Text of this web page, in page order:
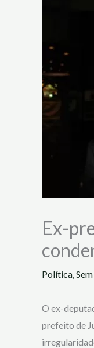
Ex-
Política,
O ex-
prefeito de